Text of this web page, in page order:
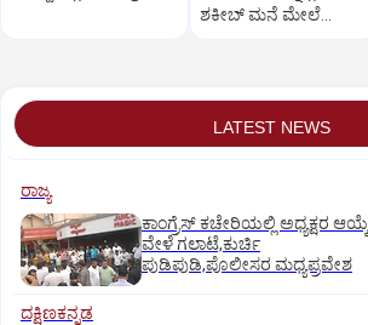
ಶಕೀಬ್ ಮನೆ ಮೇಲೆ
LATEST NEWS
ರಾಜ್ಯ
ಕಾಂಗ್ರೆಸ್ ಕಚೇರಿಯಲ್ಲಿ ಅಧ್ಯಕ್ಷರ ಆಯ್ಕೆ
ವೇಳೆ ಗಲಾಟೆ,ಕುರ್ಚಿ
ಪುಡಿಪುಡಿ,ಪೊಲೀಸರ ಮಧ್ಯಪ್ರವೇಶ
ದಕ್ಷಿಣಕನ್ನಡ